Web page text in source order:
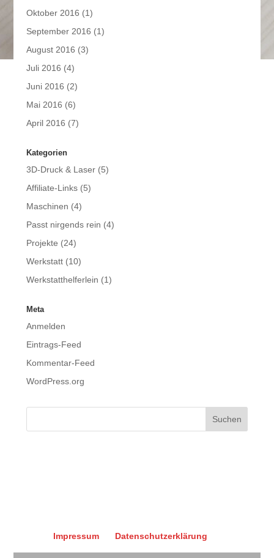
Oktober 2016 (1)
September 2016 (1)
August 2016 (3)
Juli 2016 (4)
Juni 2016 (2)
Mai 2016 (6)
April 2016 (7)
Kategorien
3D-Druck & Laser(5)
Affiliate-Links(5)
Maschinen (4)
Passt nirgends rein (4)
Projekte (24)
Werkstatt(10)
Werkstatthelferlein (1)
Meta
Anmelden
Eintrags-Feed
Kommentar-Feed
WordPress.org
Impressum Datenschutzerklärung